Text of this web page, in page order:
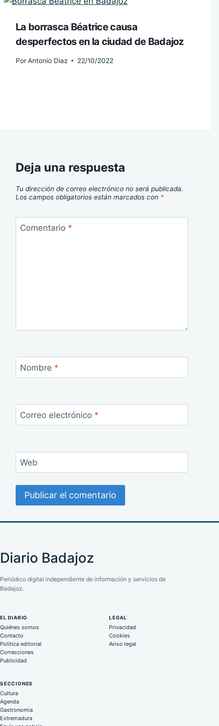
La borrasca Béatrice causa
desperfectos en la ciudad de Badajoz
PorAntonio Diaz 22/10/2022
Deja una respuesta
Tu dirección de correo electrónico no será publicada.
Los campos obligatorios están marcados con *
Comentario *
Nombre *
Correo electrónico *
Web
Diario Badajoz
Periódico digital independiente de información y servicios de
Badajoz.
EL DIARIO
Quiénes somos
Contacto
Política editorial
Correcciones
Publicidad
LEGAL
Privacidad
Cookies
Aviso legal
SECCIONES
Cultura
Agenda
Gastronomía
Extremadura